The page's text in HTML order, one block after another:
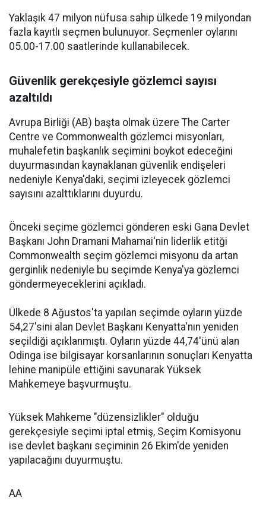
Yaklaşık 47 milyon nüfusa sahip ülkede 19 milyondan
fazla kayıtlı seçmen bulunuyor. Seçmenler oylarını
05.00-17.00 saatlerinde kullanabilecek.
Güvenlik gerekçesiyle gözlemci sayısı
azaltıldı
Avrupa Birliği (AB) başta olmak üzere The Carter
Centre ve Commonwealth gözlemci misyonları,
muhalefetin başkanlık seçimini boykot edeceğini
duyurmasından kaynaklanan güvenlik endişeleri
nedeniyle Kenya'daki, seçimi izleyecek gözlemci
sayısını azalttıklarını duyurdu.
Önceki seçime gözlemci gönderen eski Gana Devlet
Başkanı John Dramani Mahamai'nin liderlik etitği
Commonwealth seçim gözlemci misyonu da artan
gerginlik nedeniyle bu seçimde Kenya'ya gözlemci
göndermeyeceklerini açıkladı.
Ülkede 8 Ağustos'ta yapılan seçimde oyların yüzde
54,27'sini alan Devlet Başkanı Kenyatta'nın yeniden
seçildiği açıklanmıştı. Oyların yüzde 44,74'ünü alan
Odinga ise bilgisayar korsanlarının sonuçları Kenyatta
lehine manipüle ettiğini savunarak Yüksek
Mahkemeye başvurmuştu.
Yüksek Mahkeme "düzensizlikler" olduğu
gerekçesiyle seçimi iptal etmiş, Seçim Komisyonu
ise devlet başkanı seçiminin 26 Ekim'de yeniden
yapılacağını duyurmuştu.
AA